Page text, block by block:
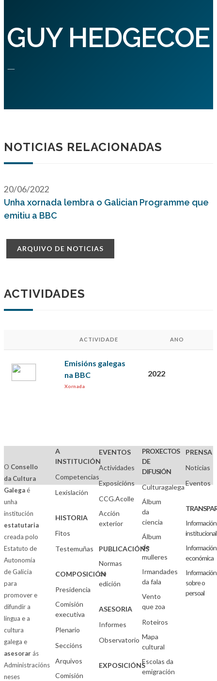
GUY HEDGECOE
—
NOTICIAS RELACIONADAS
20/06/2022
Unha xornada lembra o Galician Programme que
emitiu a BBC
ARQUIVO DE NOTICIAS
ACTIVIDADES
ACTIVIDADE ANO
Emisións galegas
na BBC
Xornada
2022
O Consello
da Cultura
Galegaé
unha
institución
estatutaria
creada polo
Estatuto de
Autonomía
de Galicia
para
promover e
difundir a
lingua e a
cultura
galega e
asesorarás
Administracións
neses
A
INSTITUCIÓN
Competencias
Lexislación
HISTORIA
Fitos
Testemuñas
COMPOSICIÓN
Presidencia
Comisión
executiva
Plenario
Seccións
Arquivos
Comisión
EVENTOS
Actividades
Exposicións
CCG.Acolle
Acción
exterior
PUBLICACIÓNS
Normas
de
edición
ASESORIA
Informes
Observatorio
EXPOSICIÓNS
PROXECTOS
DE
DIFUSIÓN
Culturagalega
Álbum
da
ciencia
Álbum
de
mulleres
Irmandades
da fala
Vento
que zoa
Roteiros
Mapa
cultural
Escolas da
emigración
PRENSA
Noticias
Eventos
Información
institucional
Información
económica
Información
sobre o
persoal